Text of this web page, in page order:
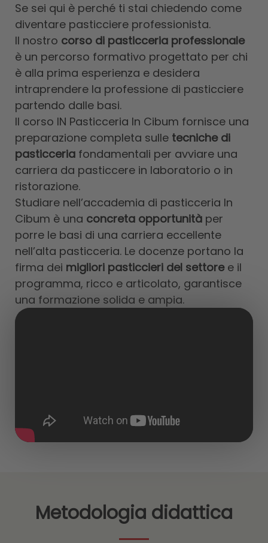
Se sei qui è perché ti stai chiedendo come
diventare pasticciere professionista.
Il nostro corso di pasticceria professionale
è un percorso formativo progettato per chi
è alla prima esperienza e desidera
intraprendere la professione di pasticciere
partendo dalle basi.
Il corso IN Pasticceria In Cibum fornisce una
preparazione completa sulle tecniche di
pasticceria fondamentali per avviare una
carriera da pasticcere in laboratorio o in
ristorazione.
Studiare nell’accademia di pasticceria In
Cibum è una concreta opportunità per
porre le basi di una carriera eccellente
nell’alta pasticceria. Le docenze portano la
firma dei migliori pasticcieri del settoree il
programma, ricco e articolato, garantisce
una formazione solida e ampia.
Metodologia didattica